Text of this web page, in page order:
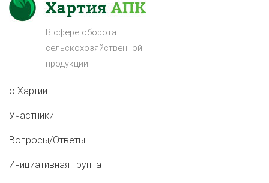
В сфере оборота
сельскохозяйственной
продукции
о Хартии
Участники
Вопросы/Ответы
Инициативная группа